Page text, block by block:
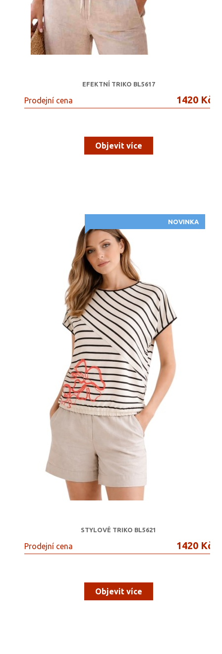
EFEKTNÍ TRIKO BL5617
Prodejní cena 1420 Kč
Objevit více
NOVINKA
STYLOVÉ TRIKO BL5621
Prodejní cena 1420 Kč
Objevit více